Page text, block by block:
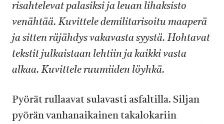
risahtelevat palasiksi ja leuan lihaksisto
venähtää. Kuvittele demilitarisoitu maaperä
ja sitten räjähdys vakavasta syystä. Hohtavat
tekstit julkaistaan lehtiin ja kaikki vasta
alkaa. Kuvittele ruumiiden löyhkä.
Pyörät rullaavat sulavasti asfaltilla. Siljan
pyörän vanhanaikainen takalokariin